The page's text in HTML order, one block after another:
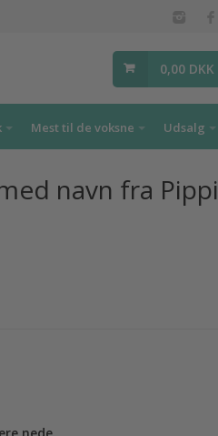
0,00 DKK
Mest til de voksne Udsalg
navn fra Pippi